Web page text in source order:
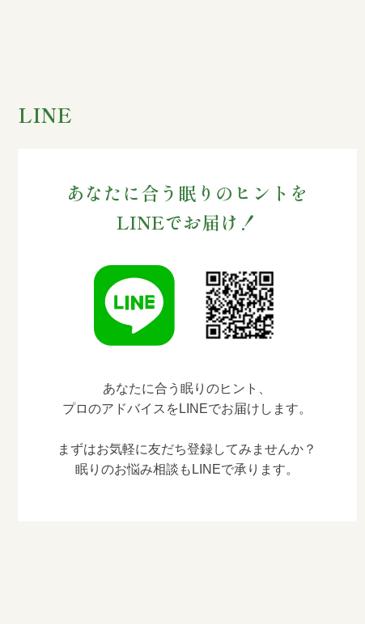
LINE
あなたに合う眠りのヒントを
LINEでお届け！
あなたに合う眠りのヒント、
プロのアドバイスをLINEでお届けします。
まずはお気軽に友だち登録してみませんか？
眠りのお悩み相談もLINEで承ります。